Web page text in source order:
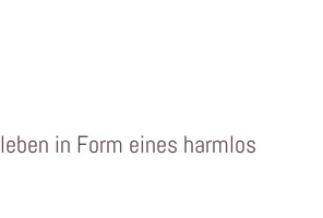
in Form eines harmlos